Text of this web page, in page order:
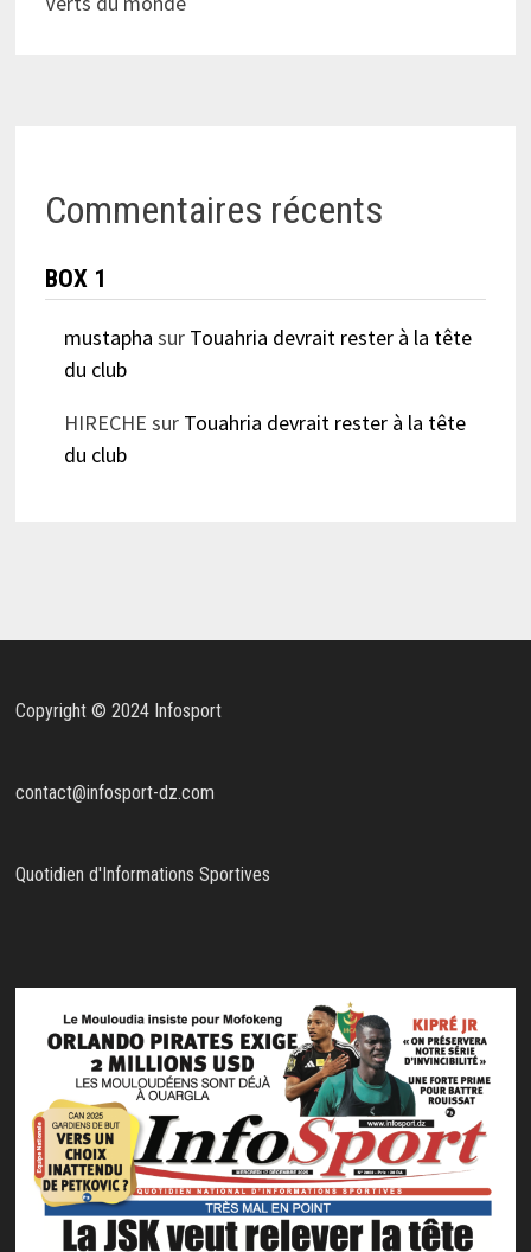
Commentaires récents
BOX 1
mustapha sur Touahria devrait rester à la tête
du club
HIRECHE sur Touahria devrait rester à la tête
du club
Copyright © 2024 Infosport
contact@infosport-dz.com
Quotidien d'Informations Sportives